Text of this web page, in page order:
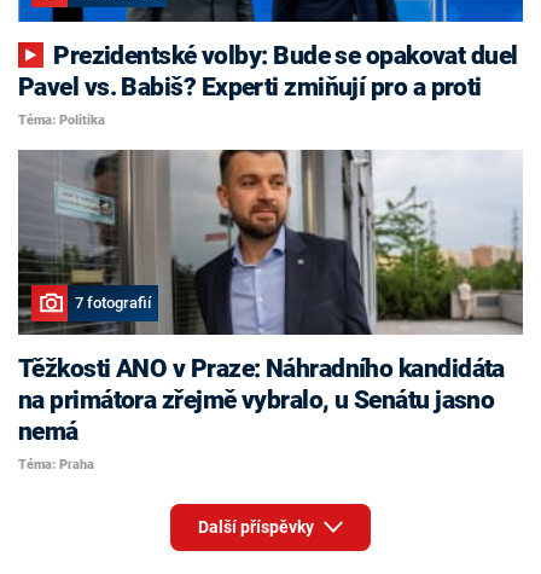
Pavel vs. Babiš? Experti zmiňují pro a proti
Téma: Politika
7 fotografií
Těžkosti ANO v Praze: Náhradního kandidáta
na primátora zřejmě vybralo, u Senátu jasno
nemá
Téma: Praha
Další příspěvky